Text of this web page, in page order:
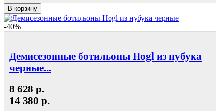
В корзину
-40%
Демисезонные ботильоны Hogl из нубука
черные...
8 628 р.
14 380 р.